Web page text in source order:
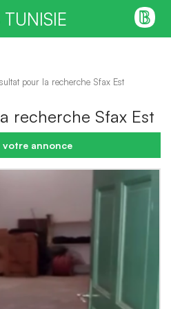
pour la recherche Sfax Est
recherche Sfax Est
votre annonce